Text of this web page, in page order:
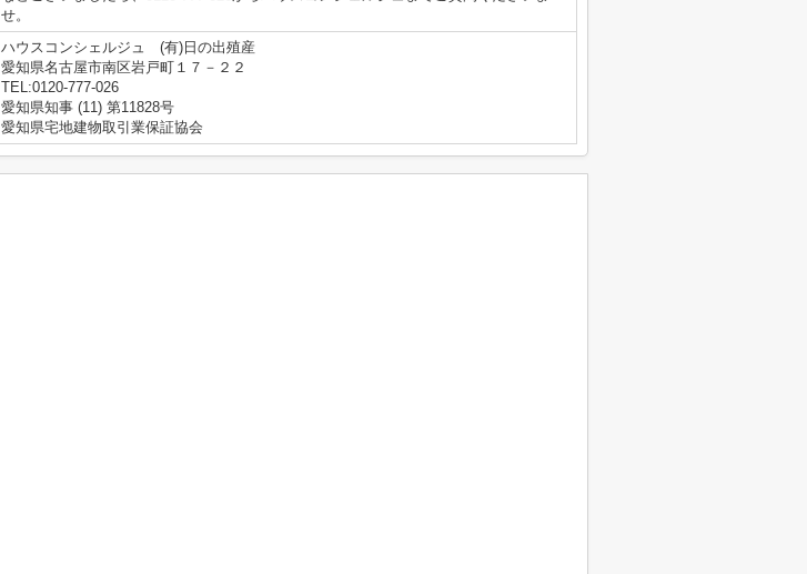
せ。
ハウスコンシェルジュ (有)日の出殖産
愛知県名古屋市南区岩戸町１７－２２
TEL:0120-777-026
愛知県知事 (11) 第11828号
愛知県宅地建物取引業保証協会